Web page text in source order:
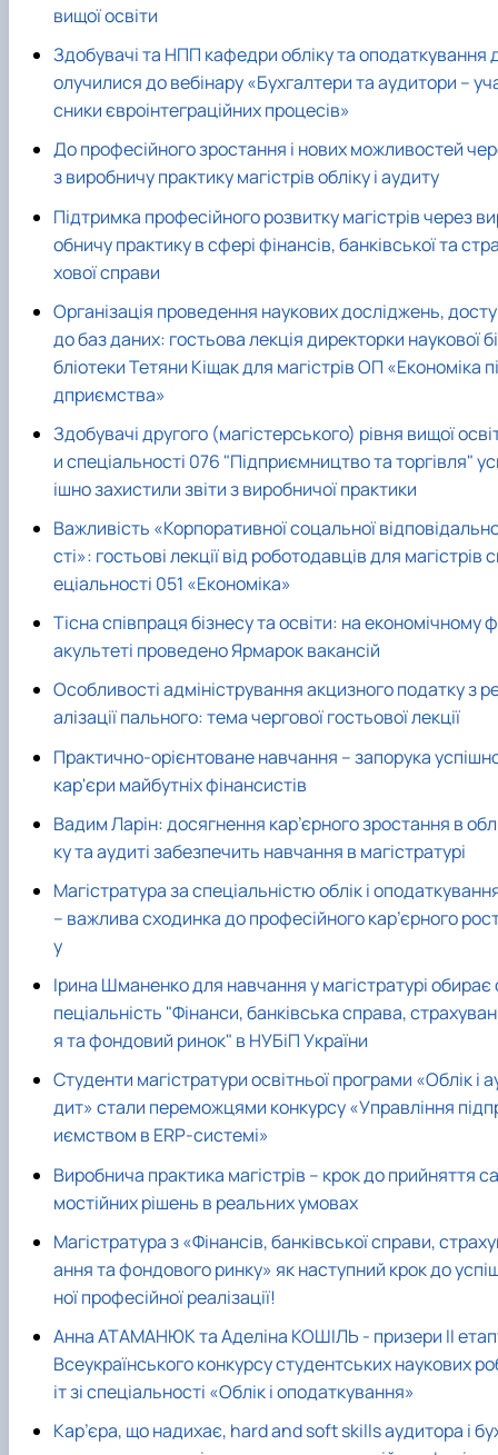
вищої освіти
Здобувачі та НПП кафедри обліку та оподаткування
олучилися до вебінару «Бухгалтери та аудитори –
сники євроінтеграційних процесів»
До професійного зростання і нових можливостей
з виробничу практику магістрів обліку і аудиту
Підтримка професійного розвитку магістрів через
обничу практику в сфері фінансів, банківської та
хової справи
Організація проведення наукових досліджень,
до баз даних: гостьова лекція директорки наукової бі
бліотеки Тетяни Кіщак для магістрів ОП «Економіка пі
дприємства»
Здобувачі другого (магістерського) рівня вищої
и спеціальності 076 "Підприємництво та торгівля"
ішно захистили звіти з виробничої практики
Важливість «Корпоративної соцальної
сті»: гостьові лекції від роботодавців для магістрів
еціальності 051 «Економіка»
Тісна співпраця бізнесу та освіти: на економічному ф
акультеті проведено Ярмарок вакансій
Особливості адміністрування акцизного податку з
алізації пального: тема чергової гостьової лекції
Практично-орієнтоване навчання – запорука
кар'єри майбутніх фінансистів
Вадим Ларін: досягнення кар’єрного зростання в
ку та аудиті забезпечить навчання в магістратурі
Магістратура за спеціальністю облік і
– важлива сходинка до професійного кар’єрного
у
Ірина Шманенко для навчання у магістратурі обирає
пеціальність "Фінанси, банківська справа,
я та фондовий ринок" в НУБіП України
Студенти магістратури освітньої програми «Облік і
дит» стали переможцями конкурсу «Управління
иємством в ERP-системі»
Виробнича практика магістрів – крок до прийняття са
мостійних рішень в реальних умовах
Магістратура з «Фінансів, банківської справи,
ання та фондового ринку» як наступний крок до
ної професійної реалізації!
Анна АТАМАНЮК та Аделіна КОШІЛЬ - призери ІІ
Всеукраїнського конкурсу студентських наукових
іт зі спеціальності «Облік і оподаткування»
Кар’єра, що надихає, hard and soft skills аудитора і